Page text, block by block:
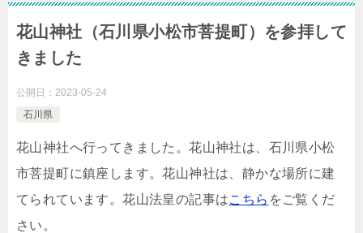
花山神社（石川県小松市菩提町）を参拝して
きました
公開日： 2023-05-24
石川県
花山神社へ行ってきました。花山神社は、石川県小松
市菩提町に鎮座します。花山神社は、静かな場所に建
てられています。花山法皇の記事はこちら をご覧くだ
さい。